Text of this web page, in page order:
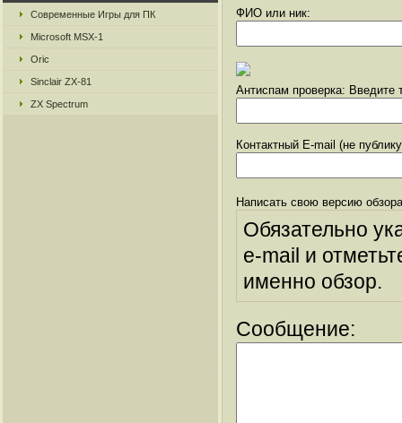
Современные Игры для ПК
Microsoft MSX-1
Oric
Sinclair ZX-81
ZX Spectrum
ФИО или ник:
Антиспам проверка: Введите
Контактный E-mail (не
Написать свою версию
Обязательно
e-mail и
именно обзор.
Сообщение: